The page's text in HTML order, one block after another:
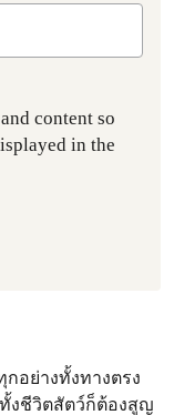
content so
in the
อย่างทั้งทางตรง
งชีวิตสัตว์ก็ต้องสูญ